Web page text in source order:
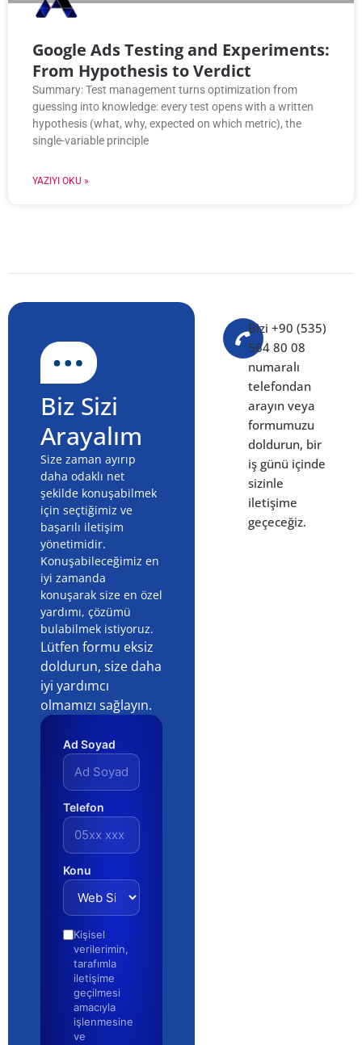
Google Ads Testing and Experiments:
From Hypothesis to Verdict
Summary: Test management turns optimization from
guessing into knowledge: every test opens with a written
hypothesis (what, why, expected on which metric), the
single-variable principle
YAZIYI OKU »
Biz Sizi
Arayalım
Size zaman ayırıp
daha odaklı net
şekilde konuşabilmek
için seçtiğimiz ve
başarılı iletişim
yönetimidir.
Konuşabileceğimiz en
iyi zamanda
konuşarak size en özel
yardımı, çözümü
bulabilmek istiyoruz.
Lütfen formu eksiz
doldurun, size daha
iyi yardımcı
olmamızı sağlayın.
Ad Soyad
Telefon
Konu
Kişisel
verilerimin,
tarafımla
iletişime
geçilmesi
amacıyla
işlenmesine
ve
Bizi +90 (535)
564 80 08
numaralı
telefondan
arayın veya
formumuzu
doldurun, bir
iş günü içinde
sizinle
iletişime
geçeceğiz.